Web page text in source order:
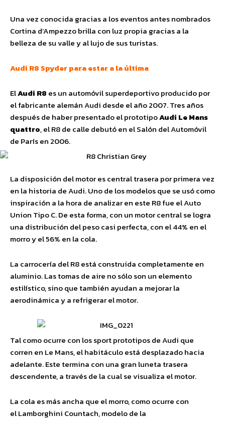
Una vez conocida gracias a los eventos antes nombrados
Cortina d’Ampezzo brilla con luz propia gracias a la
belleza de su valle y al lujo de sus turistas.
Audi R8 Spyder para estar a la última
ElAudi R8 es un automóvil superdeportivo producido por
el fabricante alemán Audi desde el año 2007. Tres años
después de haber presentado el prototipoAudi Le Mans
quattro, el R8 de calle debutó en el Salón del Automóvil
de París en 2006.
La disposición del motor es central trasera por primera vez
en la historia de Audi. Uno de los modelos que se usó como
inspiración a la hora de analizar en este R8 fue el Auto
Union Tipo C. De esta forma, con un motor central se logra
una distribución del peso casi perfecta, con el 44% en el
morro y el 56% en la cola.
La carrocería del R8 está construida completamente en
aluminio. Las tomas de aire no sólo son un elemento
estilístico, sino que también ayudan a mejorar la
aerodinámica y a refrigerar el motor.
Tal como ocurre con los sport prototipos de Audi que
corren en Le Mans, el habitáculo está desplazado hacia
adelante. Este termina con una gran luneta trasera
descendente, a través de la cual se visualiza el motor.
La cola es más ancha que el morro, como ocurre con
el Lamborghini Countach, modelo de la